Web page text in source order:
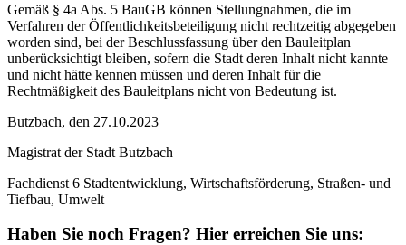
Gemäß § 4a Abs. 5 BauGB können Stellungnahmen, die im
Verfahren der Öffentlichkeitsbeteiligung nicht rechtzeitig abgegeben
worden sind, bei der Beschlussfassung über den Bauleitplan
unberücksichtigt bleiben, sofern die Stadt deren Inhalt nicht kannte
und nicht hätte kennen müssen und deren Inhalt für die
Rechtmäßigkeit des Bauleitplans nicht von Bedeutung ist.
Butzbach, den 27.10.2023
Magistrat der Stadt Butzbach
Fachdienst 6 Stadtentwicklung, Wirtschaftsförderung, Straßen- und
Tiefbau, Umwelt
Haben Sie noch Fragen? Hier erreichen Sie uns: